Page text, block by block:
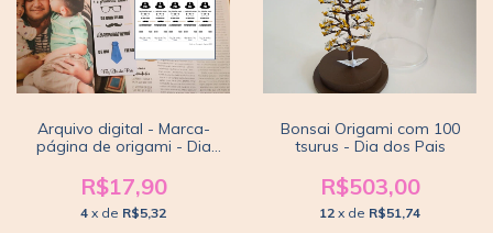
Arquivo digital - Marca-
página de origami - Dia
R$17,90
4 x de R$5,32
Bonsai Origami com 100
tsurus - Dia dos Pais
R$503,00
12 x de R$51,74